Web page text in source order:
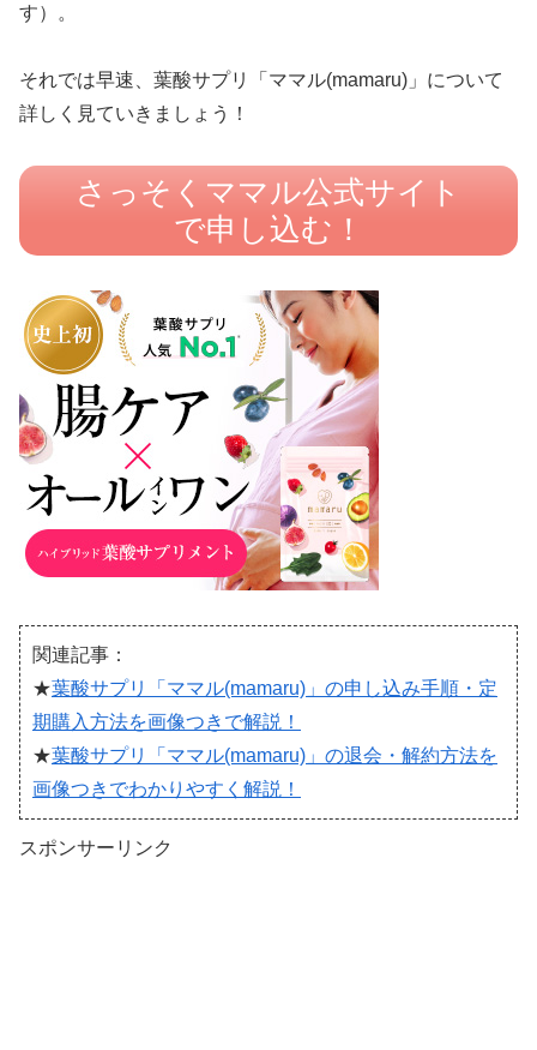
す）。
それでは早速、葉酸サプリ「ママル(mamaru)」について
詳しく見ていきましょう！
さっそくママル公式サイト
で申し込む！
関連記事：
★葉酸サプリ「ママル(mamaru)」の申し込み手順・定
期購入方法を画像つきで解説！
★葉酸サプリ「ママル(mamaru)」の退会・解約方法を
画像つきでわかりやすく解説！
スポンサーリンク